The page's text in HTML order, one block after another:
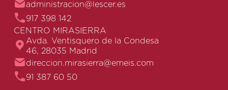
administracion@lescer.es
917 398 142
CENTRO MIRASIERRA
Avda. Ventisquero de la Condesa
46, 28035 Madrid
direccion.mirasierra@emeis.com
91 387 60 50